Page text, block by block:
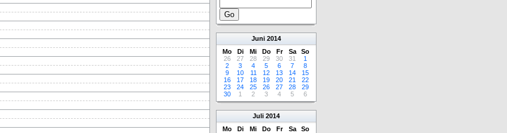
Juni 2014
Mo
Di Mi Do Fr Sa
So
26
27 28 29 30 31
1
2
3 4 5 6 7
8
9
10 11 12 13 14
15
16
17 18 19 20 21
22
23
24 25 26 27 28
29
30
1 2 3 4 5 6
Juli 2014
Mo
Di Mi Do Fr Sa
So